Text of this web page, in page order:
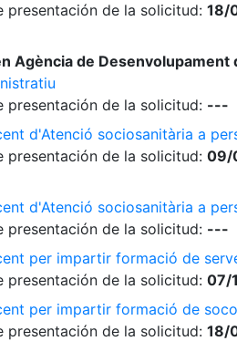
presentación de la solicitud: 18/
Agència de Desenvolupament
presentación de la solicitud: ---
d'Atenció sociosanitària a
presentación de la solicitud: 09/
d'Atenció sociosanitària a
presentación de la solicitud: ---
per impartir formació de
presentación de la solicitud: 07/
per impartir formació de
presentación de la solicitud: 18/